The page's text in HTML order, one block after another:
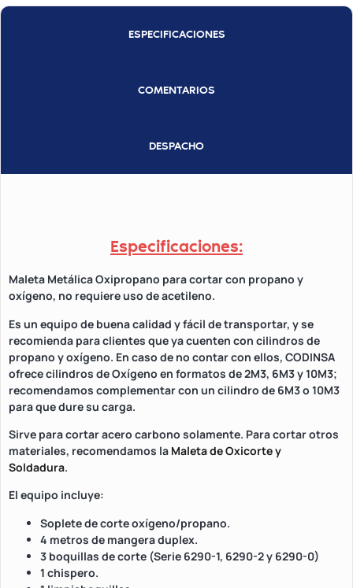
ESPECIFICACIONES
COMENTARIOS
DESPACHO
Especificaciones:
Maleta Metálica Oxipropano para cortar con propano y
oxígeno, no requiere uso de acetileno.
Es un equipo de buena calidad y fácil de transportar, y se
recomienda para clientes que ya cuenten con cilindros de
propano y oxígeno. En caso de no contar con ellos, CODINSA
ofrece cilindros de Oxígeno en formatos de 2M3, 6M3 y 10M3;
recomendamos complementar con un cilindro de 6M3 o 10M3
para que dure su carga.
Sirve para cortar acero carbono solamente. Para cortar otros
materiales, recomendamos la Maleta de Oxicorte y
Soldadura.
El equipo incluye:
Soplete de corte oxígeno/propano.
4 metros de mangera duplex.
3 boquillas de corte (Serie 6290-1, 6290-2 y 6290-0)
1 chispero.